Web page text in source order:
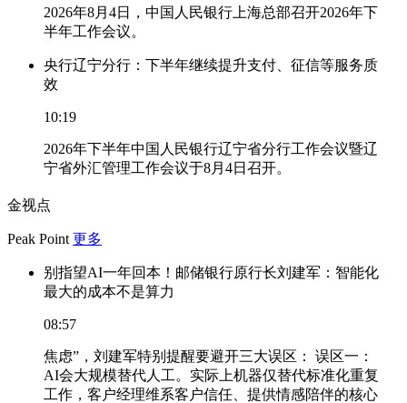
2026年8月4日，中国人民银行上海总部召开2026年下
半年工作会议。
央行辽宁分行：下半年继续提升支付、征信等服务质
效
10:19
2026年下半年中国人民银行辽宁省分行工作会议暨辽
宁省外汇管理工作会议于8月4日召开。
金视点
Peak Point 更多
别指望AI一年回本！邮储银行原行长刘建军：智能化
最大的成本不是算力
08:57
焦虑”，刘建军特别提醒要避开三大误区： 误区一：
AI会大规模替代人工。实际上机器仅替代标准化重复
工作，客户经理维系客户信任、提供情感陪伴的核心